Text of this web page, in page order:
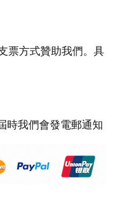
票方式贊助我們。具
時我們會發電郵通知